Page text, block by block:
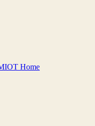
Home